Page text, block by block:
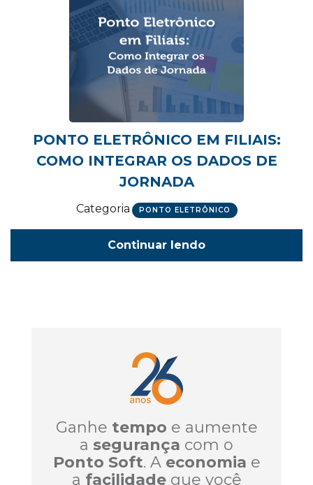
PONTO ELETRÔNICO EM FILIAIS:
COMO INTEGRAR OS DADOS DE
JORNADA
Categoria PONTO ELETRÔNICO
Continuar lendo
Ganhe tempo e aumente
a segurança com o
Ponto Soft. A economia e
a facilidadeque você